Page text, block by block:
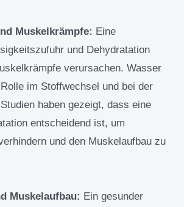
Muskelkrämpfe: Eine
und Dehydratation
verursachen. Wasser
im Stoffwechsel und bei der
haben gezeigt, dass eine
entscheidend ist, um
und den Muskelaufbau zu
Muskelaufbau: Ein gesunder